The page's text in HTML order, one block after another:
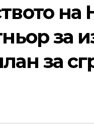
за
за